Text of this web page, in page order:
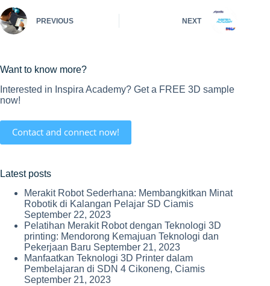
PREVIOUS NEXT
Want to know more?
Interested in Inspira Academy? Get a FREE 3D sample
now!
Contact and connect now!
Latest posts
Merakit Robot Sederhana: Membangkitkan Minat
Robotik di Kalangan Pelajar SD Ciamis
September 22, 2023
Pelatihan Merakit Robot dengan Teknologi 3D
printing: Mendorong Kemajuan Teknologi dan
Pekerjaan Baru September 21, 2023
Manfaatkan Teknologi 3D Printer dalam
Pembelajaran di SDN 4 Cikoneng, Ciamis
September 21, 2023